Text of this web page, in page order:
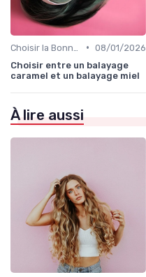
• 08/01/2026
Choisir entre un balayage
caramel et un balayage miel
À lire aussi